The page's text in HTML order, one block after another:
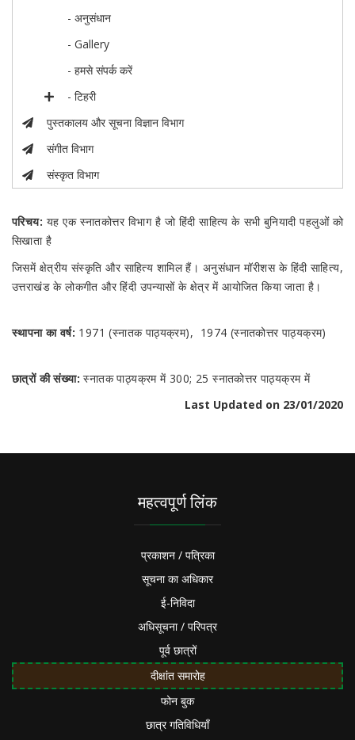
- अनुसंधान
- Gallery
- हमसे संपर्क करें
- टिहरी
पुस्तकालय और सूचना विज्ञान विभाग
संगीत विभाग
संस्कृत विभाग
परिचय: यह एक स्नातकोत्तर विभाग है जो हिंदी साहित्य के सभी बुनियादी पहलुओं को
सिखाता है
जिसमें क्षेत्रीय संस्कृति और साहित्य शामिल हैं। अनुसंधान मॉरीशस के हिंदी साहित्य,
उत्तराखंड के लोकगीत और हिंदी उपन्यासों के क्षेत्र में आयोजित किया जाता है।
स्थापना का वर्ष: 1971 (स्नातक पाठ्यक्रम), 1974 (स्नातकोत्तर पाठ्यक्रम)
छात्रों की संख्या: स्नातक पाठ्यक्रम में 300; 25 स्नातकोत्तर पाठ्यक्रम में
Last Updated on 23/01/2020
महत्वपूर्ण लिंक
प्रकाशन / पत्रिका
सूचना का अधिकार
ई-निविदा
अधिसूचना / परिपत्र
पूर्व छात्रों
दीक्षांत समारोह
फोन बुक
छात्र गतिविधियाँ